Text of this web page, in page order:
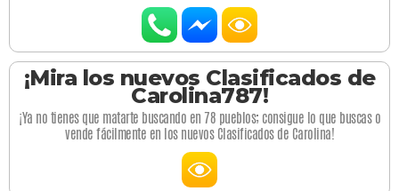
¡Mira los nuevos Clasificados de
Carolina787!
¡Ya no tienes que matarte buscando en 78 pueblos; consigue lo que buscas o
vende fácilmente en los nuevos Clasificados de Carolina!